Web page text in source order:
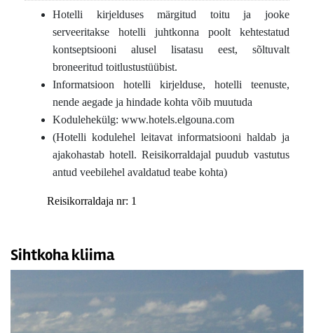
Hotelli kirjelduses märgitud toitu ja jooke
serveeritakse hotelli juhtkonna poolt kehtestatud
kontseptsiooni alusel lisatasu eest, sõltuvalt
broneeritud toitlustustüübist.
Informatsioon hotelli kirjelduse, hotelli teenuste,
nende aegade ja hindade kohta võib muutuda
Kodulehekülg: www.hotels.elgouna.com
(Hotelli kodulehel leitavat informatsiooni haldab ja
ajakohastab hotell. Reisikorraldajal puudub vastutus
antud veebilehel avaldatud teabe kohta)
Reisikorraldaja nr: 1
Sihtkoha kliima